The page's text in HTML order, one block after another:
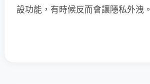
設功能，有時候反而會讓隱私外洩。